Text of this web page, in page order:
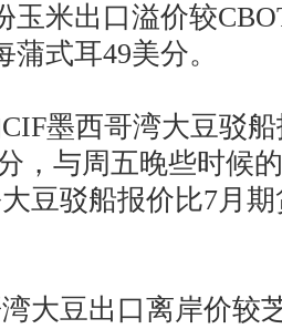
米出口溢价较
式耳49美分。
墨西哥湾大豆驳船
，与周五晚些时候
豆驳船报价比7月
豆出口离岸价较